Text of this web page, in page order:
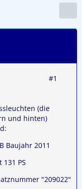
#1
(die
und hinten)
Baujahr 2011
PS
"209022"